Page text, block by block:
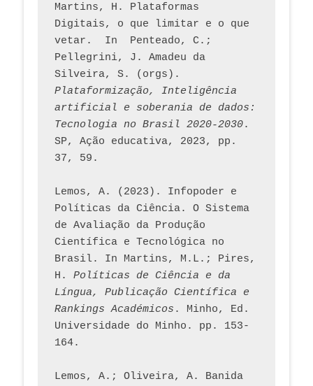
Martins, H. Plataformas
Digitais, o que limitar e o que
vetar.  In  Penteado, C.;
Pellegrini, J. Amadeu da
Plataformização, Inteligência
artificial e soberania de dados:
Tecnologia no Brasil 2020-2030.
SP, Ação educativa, 2023, pp.
37, 59.
Lemos, A. (2023). Infopoder e
Políticas da Ciência. O Sistema
de Avaliação da Produção
Científica e Tecnológica no
Brasil. In Martins, M.L.; Pires,
H. Políticas de Ciência e da
Língua, Publicação Científica e
Rankings Académicos . Minho, Ed.
Universidade do Minho. pp. 153-
164.
Lemos, A.; Oliveira, A. Banida